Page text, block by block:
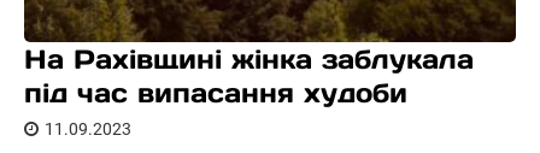
На Рахівщині жінка заблукала
під час випасання худоби
11.09.2023